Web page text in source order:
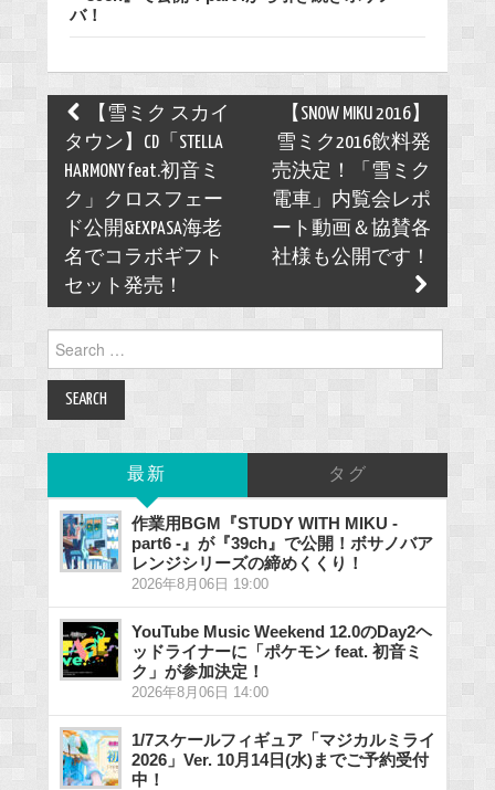
バ！
Post
navigation
【雪ミク スカイ
タウン】CD「STELLA
HARMONY feat.初音ミ
ク」クロスフェー
ド公開&EXPASA海老
名でコラボギフト
セット発売！
【SNOW MIKU 2016】
雪ミク2016飲料発
売決定！「雪ミク
電車」内覧会レポ
ート動画＆協賛各
社様も公開です！
for:
最新 タグ
作業用BGM『STUDY WITH MIKU -
part6 -』が『39ch』で公開！ボサノバア
レンジシリーズの締めくくり！
2026年8月06日 19:00
YouTube Music Weekend 12.0のDay2ヘ
ッドライナーに「ポケモン feat. 初音ミ
ク」が参加決定！
2026年8月06日 14:00
1/7スケールフィギュア「マジカルミライ
2026」Ver. 10月14日(水)までご予約受付
中！